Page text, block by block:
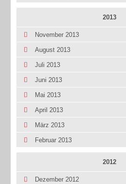
2013
November 2013
August 2013
Juli 2013
Juni 2013
Mai 2013
April 2013
März 2013
Februar 2013
2012
Dezember 2012